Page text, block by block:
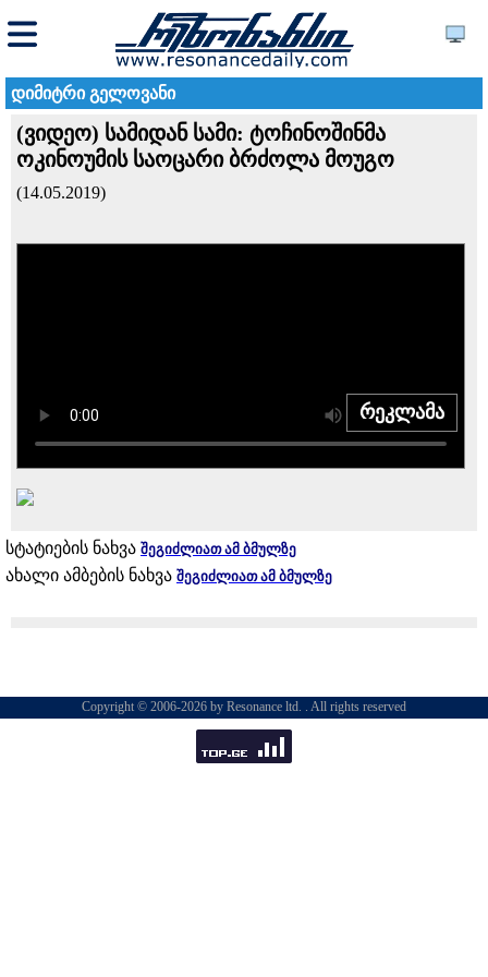
დიმიტრი გელოვანი
(ვიდეო) სამიდან სამი: ტოჩინოშინმა
ოკინოუმის საოცარი ბრძოლა მოუგო
(14.05.2019)
რეკლამა
სტატიების ნახვა შეგიძლიათ ამ ბმულზე
ახალი ამბების ნახვა შეგიძლიათ ამ ბმულზე
Copyright © 2006-2026 by Resonance ltd. . All rights reserved